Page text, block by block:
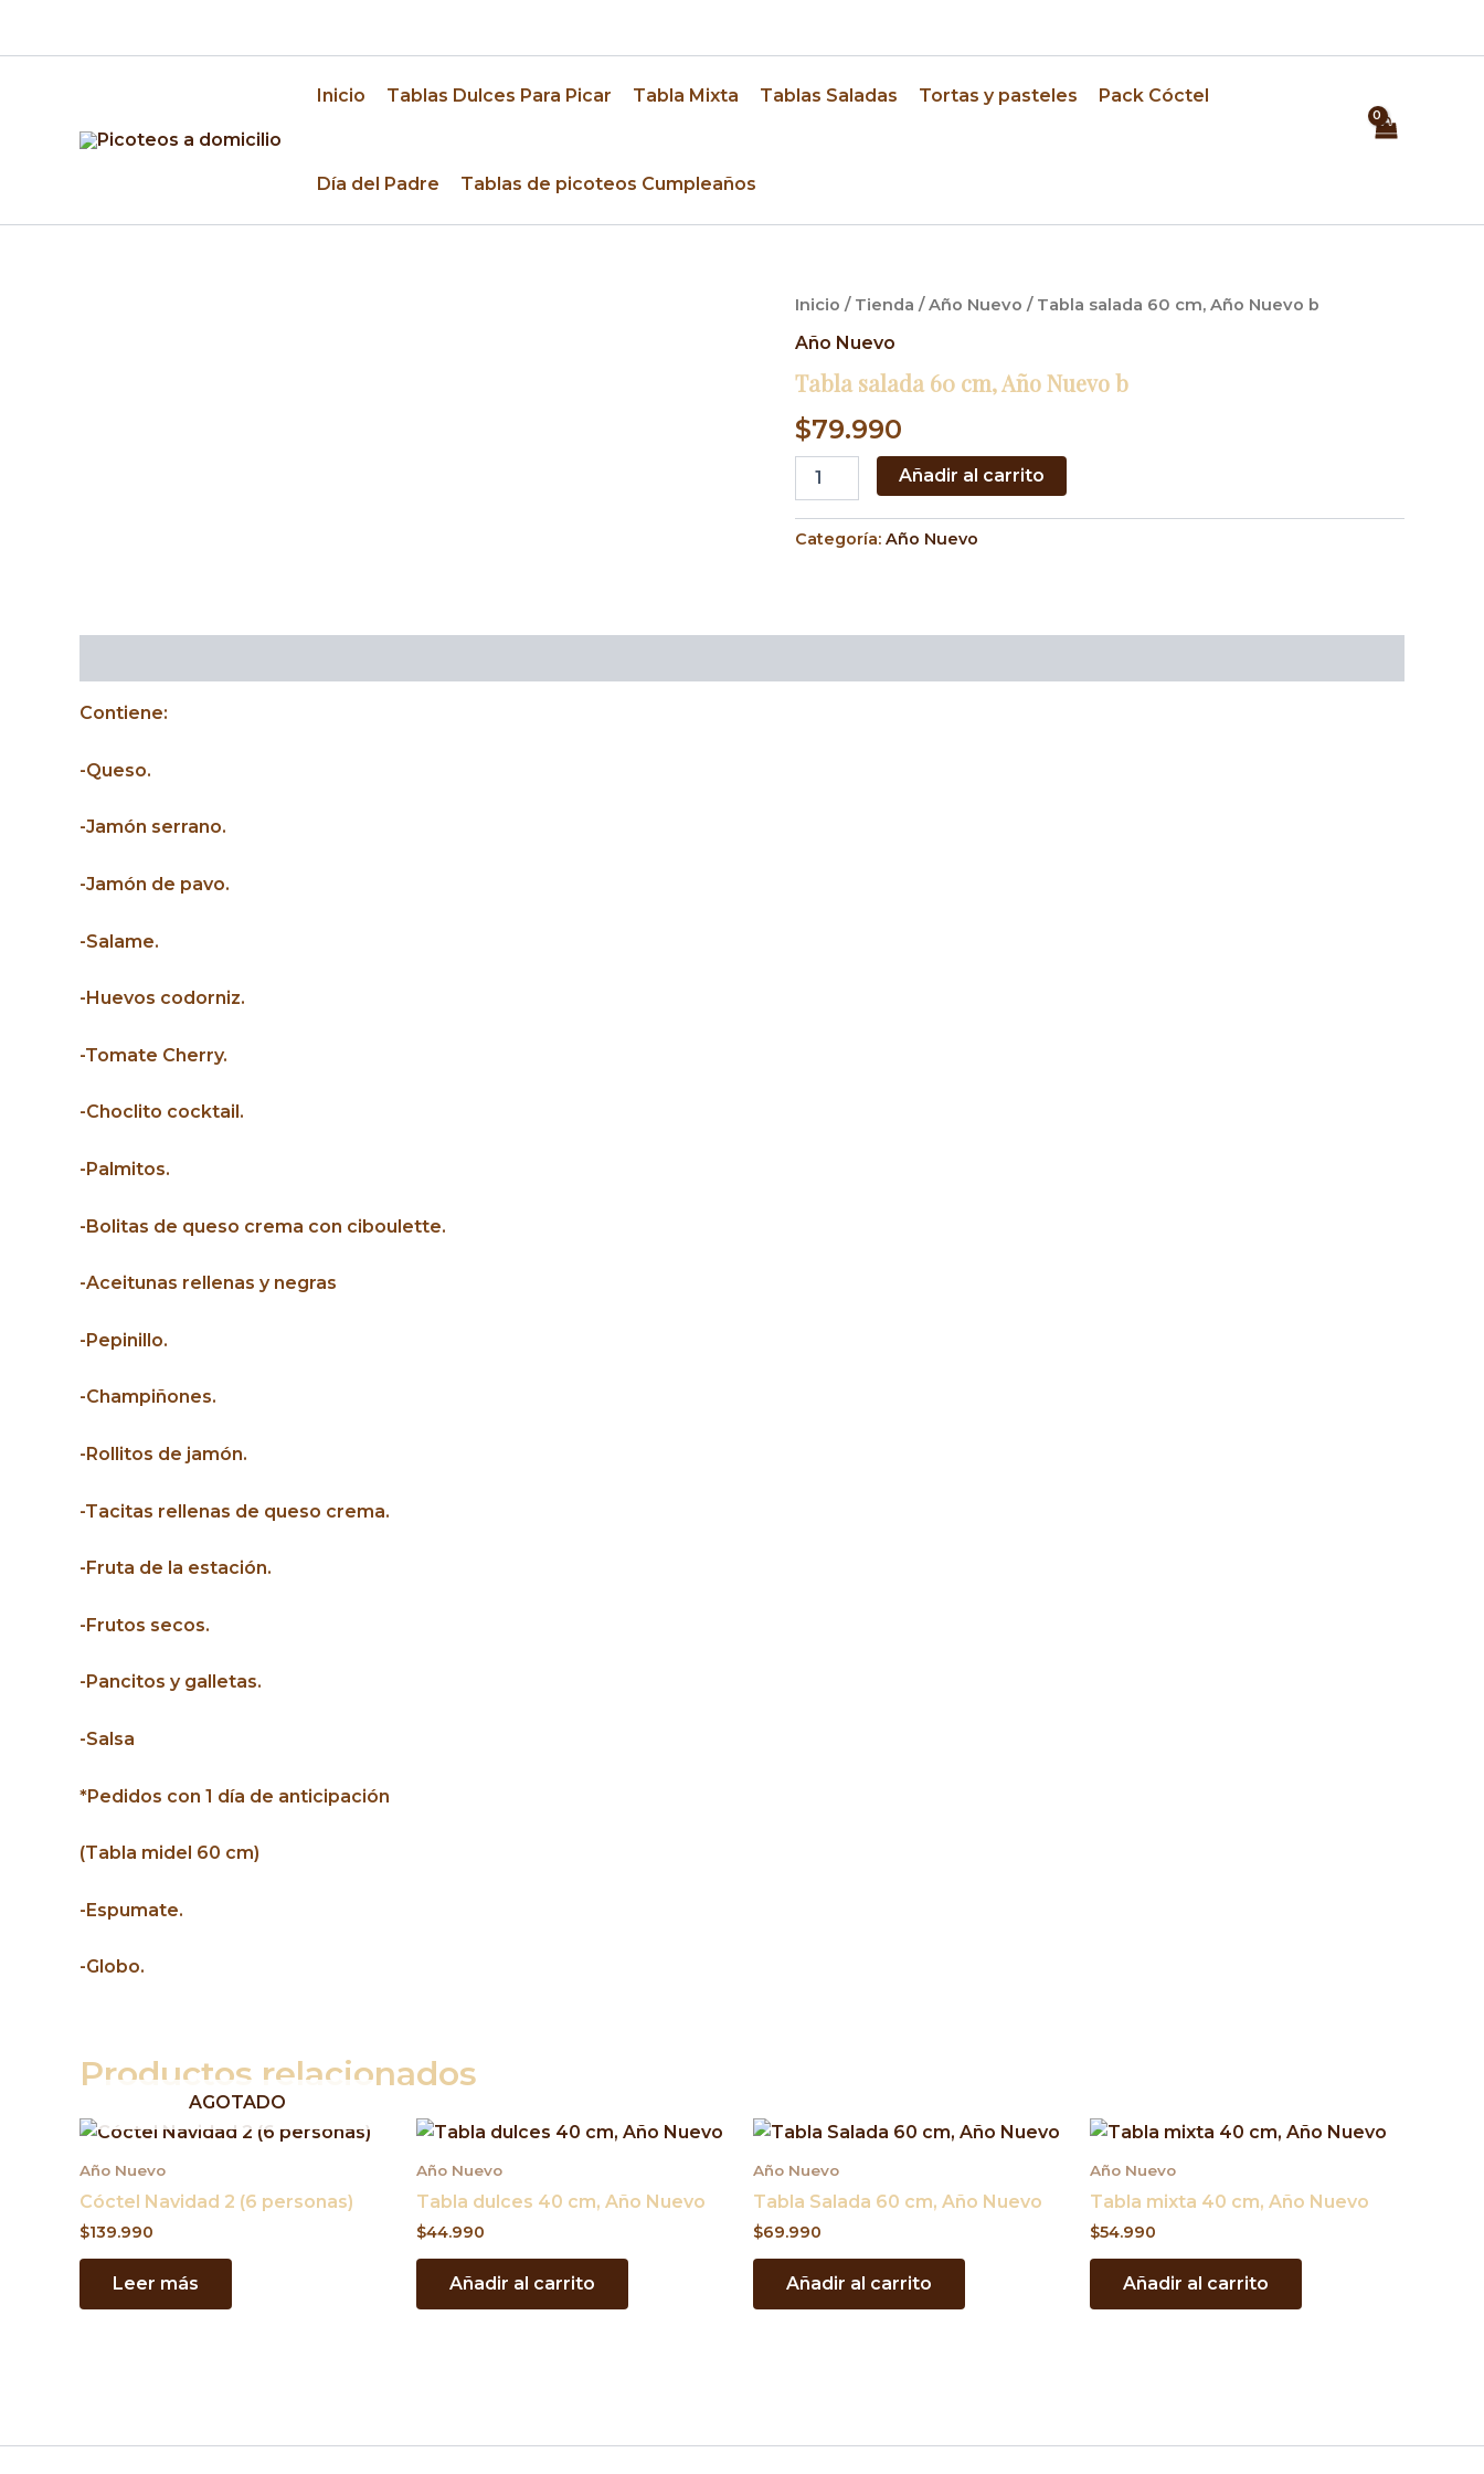
Inicio Tablas Dulces Para Picar Tabla Mixta Tablas Saladas Tortas y pasteles Pack Cóctel
Día del Padre Tablas de picoteos Cumpleaños
Inicio / Tienda /Año Nuevo / Tabla salada 60 cm, Año Nuevo b
Año Nuevo
Tabla salada 60 cm, Año Nuevo b
$79.990
Tabla
60
Año
Nuevo
b
cantidad
Añadir al carrito
Categoría: Año Nuevo
Contiene:
-Queso.
-Jamón serrano.
-Jamón de pavo.
-Salame.
-Huevos codorniz.
-Tomate Cherry.
-Choclito cocktail.
-Palmitos.
-Bolitas de queso crema con ciboulette.
-Aceitunas rellenas y negras
-Pepinillo.
-Champiñones.
-Rollitos de jamón.
-Tacitas rellenas de queso crema.
-Fruta de la estación.
-Frutos secos.
-Pancitos y galletas.
-Salsa
*Pedidos con 1 día de anticipación
(Tabla midel 60 cm)
-Espumate.
-Globo.
Productos relacionados
AGOTADO
Año Nuevo
Cóctel Navidad 2 (6 personas)
$139.990
Leer más
Año Nuevo
Tabla dulces 40 cm, Año Nuevo
$44.990
Añadir al carrito
Año Nuevo
Tabla Salada 60 cm, Año Nuevo
$69.990
Añadir al carrito
Año Nuevo
Tabla mixta 40 cm, Año Nuevo
$54.990
Añadir al carrito